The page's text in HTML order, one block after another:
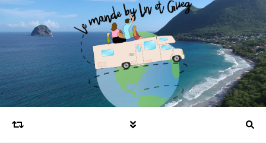
Blog voyages en famille et expatriation